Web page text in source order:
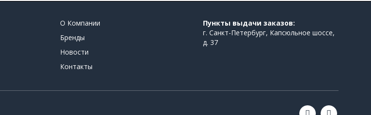
О Компании
Бренды
Новости
Контакты
Пункты выдачи заказов:
г. Санкт-Петербург, Капсюльное шоссе,
д. 37